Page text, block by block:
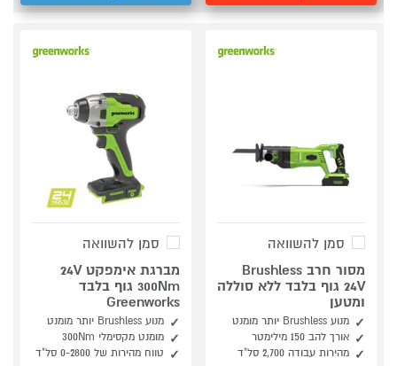
סמן להשוואה
מסור חרב Brushless
24V גוף בלבד ללא סוללה
ומטען
מנוע Brushless יותר מומנט
אורך להב 150 מילימטר
מהירות עבודה 2,700 סל"ד
סמן להשוואה
מברגת אימפקט 24V
300Nm גוף בלבד
Greenworks
מנוע Brushless יותר מומנט
מומנט מקסימלי 300Nm
טווח מהירות של 0-2800 סל"ד